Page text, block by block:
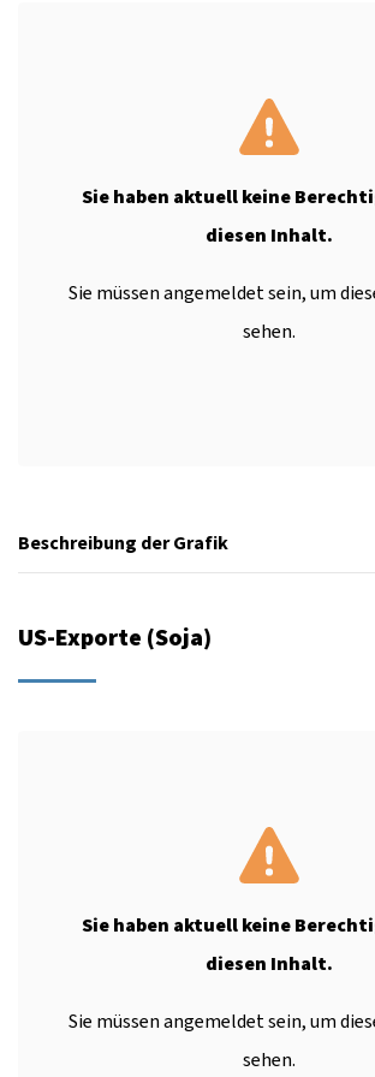
Sie haben aktuell keine
diesen Inhalt.
Sie müssen angemeldet sein, um
sehen.
Beschreibung der Grafik
US-Exporte (Soja)
Sie haben aktuell keine
diesen Inhalt.
Sie müssen angemeldet sein, um
sehen.